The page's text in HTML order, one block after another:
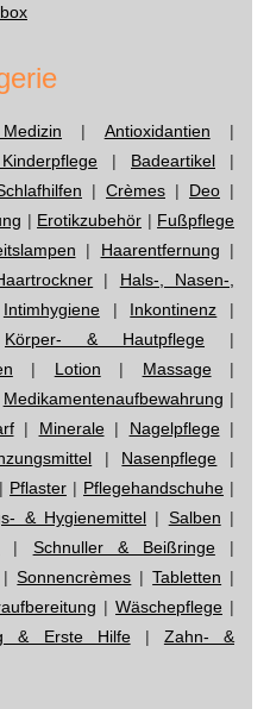
| Antioxidantien |
| Badeartikel |
| Crèmes | Deo |
| Erotikzubehör | Fußpflege
| Haarentfernung |
| Hals-, Nasen-,
Intimhygiene| Inkontinenz |
Körper- & Hautpflege |
| Lotion | Massage|
Medikamentenaufbewahrung |
| Minerale| Nagelpflege|
| Nasenpflege |
| Pflaster | Pflegehandschuhe |
& Hygienemittel | Salben |
| Schnuller & Beißringe|
Sonnencrèmes |Tabletten |
| Wäschepflege |
& Erste Hilfe| Zahn- &